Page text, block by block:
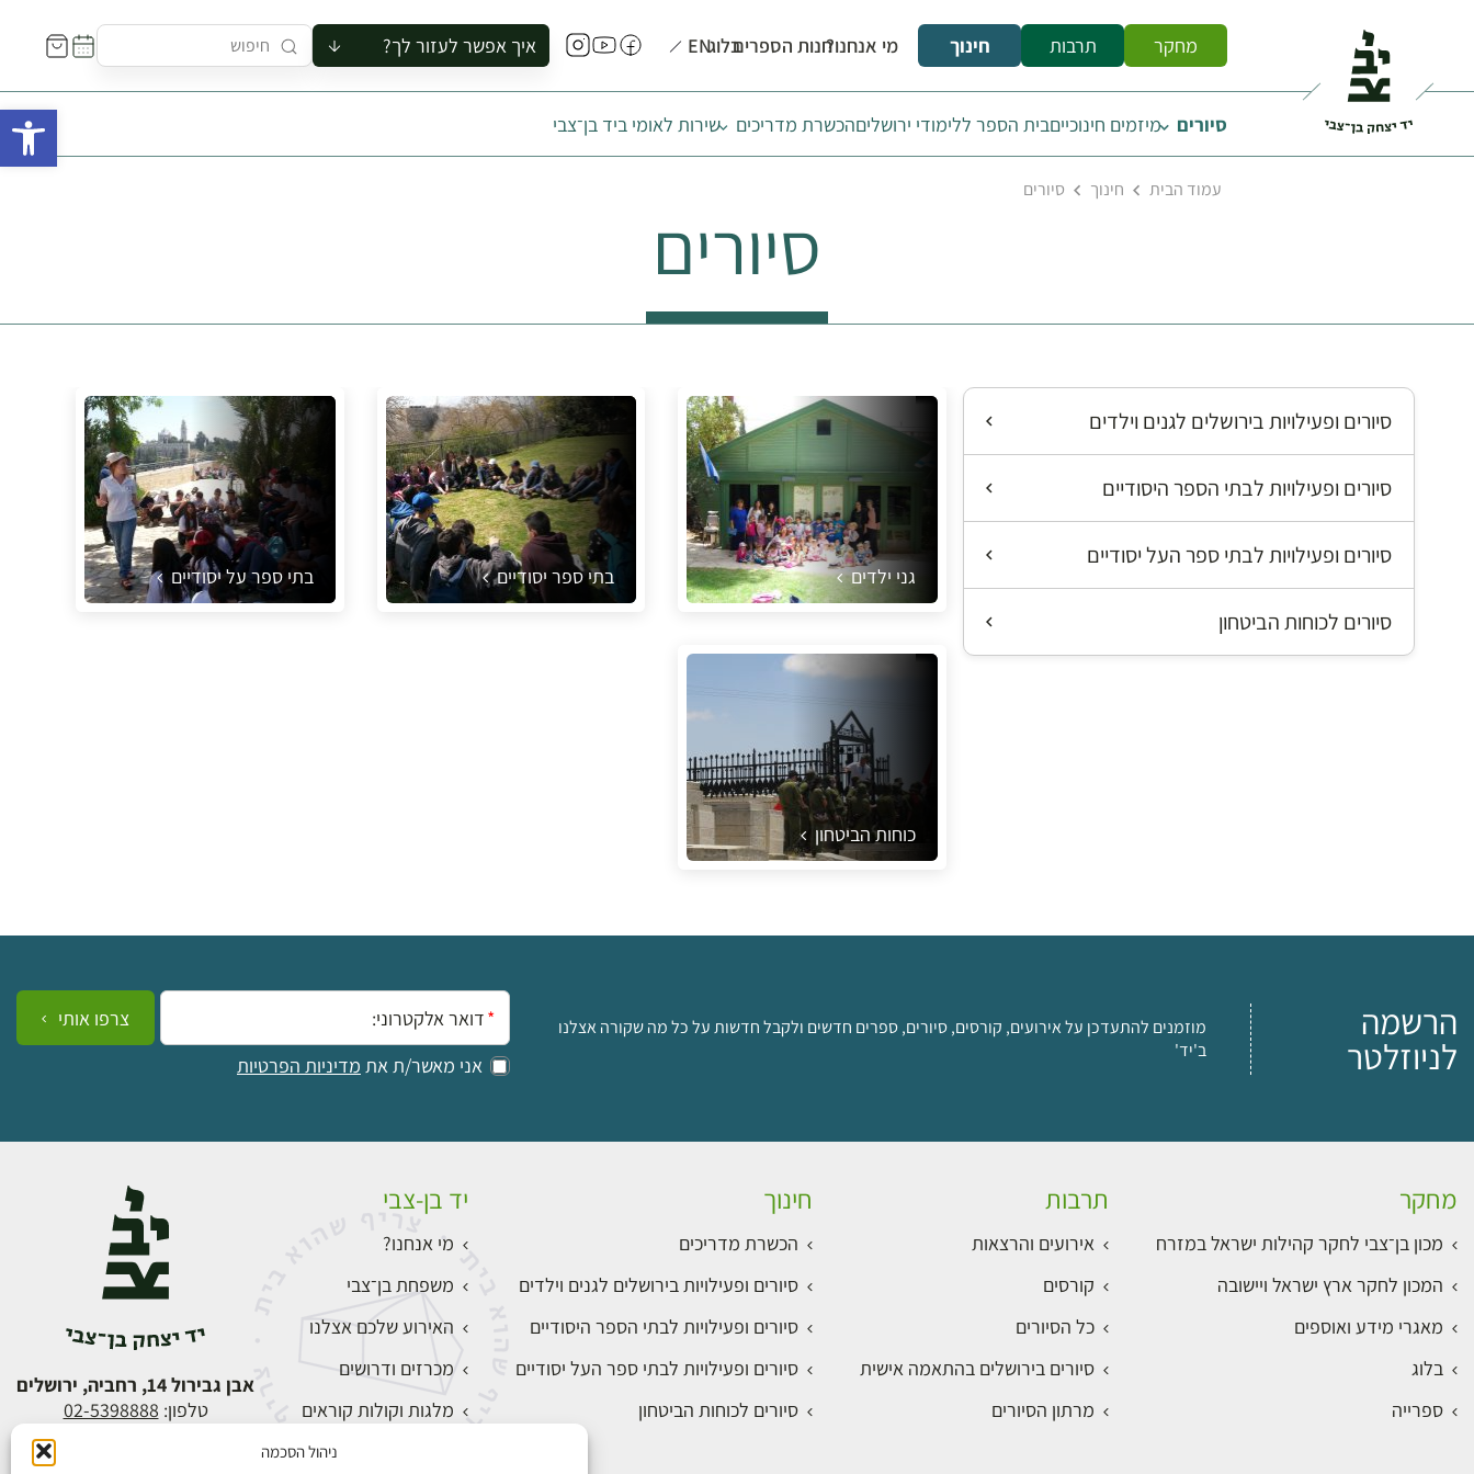
ניהול הסכמה
מחקר תרבות חינוך מי אנחנו?חנות הספריםבלוגEN איך אפשר לעזור לך?
להזמין סיור לקבוצה
להירשם לקורס
סיורים מיזמים חינוכייםבית הספר ללימודי ירושליםהכשרת מדריכים שירות לאומי ביד בן־צבי
עמוד הבית חינוך סיורים
סיורים
סיורים ופעילויות בירושלים לגנים וילדים
סיורים ופעילויות לבתי הספר היסודיים
סיורים ופעילויות לבתי ספר העל יסודיים
סיורים לכוחות הביטחון
גני ילדים בתי ספר יסודיים בתי ספר על יסודיים
כוחות הביטחון
הרשמה
לניוזלטר
מוזמנים להתעדכן על אירועים, קורסים, סיורים, ספרים חדשים ולקבל חדשות על כל מה שקורה אצלנו
ב'יד'
אימייל:
אני מאשר/ת את מדיניות הפרטיות
צרפו אותי
מחקר
מכון בן־צבי לחקר קהילות ישראל במזרח
המכון לחקר ארץ ישראל ויישובה
מאגרי מידע ואוספים
בלוג
ספרייה
תרבות
אירועים והרצאות
קורסים
כל הסיורים
סיורים בירושלים בהתאמה אישית
מרתון הסיורים
חינוך
הכשרת מדריכים
סיורים ופעילויות בירושלים לגנים וילדים
סיורים ופעילויות לבתי הספר היסודיים
סיורים ופעילויות לבתי ספר העל יסודיים
סיורים לכוחות הביטחון
יד בן-צבי
מי אנחנו?
משפחת בן־צבי
האירוע שלכם אצלנו
מכרזים ודרושים
מלגות וקולות קוראים
אבן גבירול 14, רחביה, ירושלים
טלפון: 02-5398888